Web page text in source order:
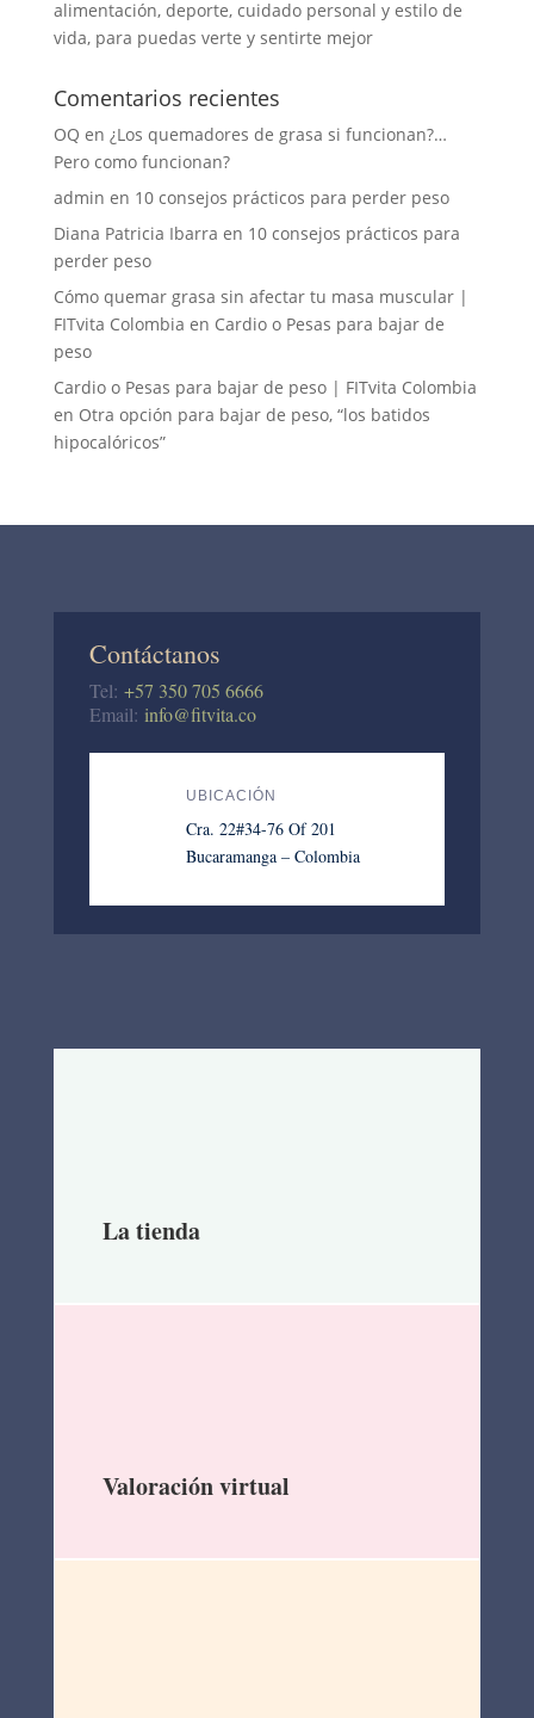
alimentación, deporte, cuidado personal y estilo de
vida, para puedas verte y sentirte mejor
Comentarios recientes
OQ en ¿Los quemadores de grasa si funcionan?…
Pero como funcionan?
admin en 10 consejos prácticos para perder peso
Diana Patricia Ibarra en 10 consejos prácticos para
perder peso
Cómo quemar grasa sin afectar tu masa muscular |
FITvita Colombia en Cardio o Pesas para bajar de
peso
Cardio o Pesas para bajar de peso | FITvita Colombia
en Otra opción para bajar de peso, “los batidos
hipocalóricos”
Contáctanos
Tel: +57 350 705 6666
Email: info@fitvita.co
UBICACIÓN
Cra. 22#34-76 Of 201
Bucaramanga – Colombia
La tienda
Valoración virtual